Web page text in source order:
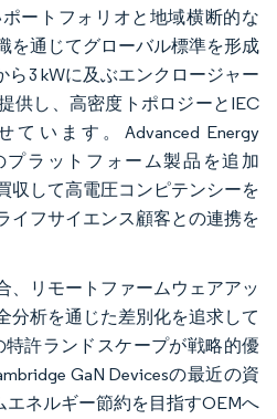
ポートフォリオと地域横断的な
を通じてグローバル標準を形成
ら3 kWに及ぶエンクロージャー
供し、高密度トポロジーとIEC
ています。Advanced Energy
プラットフォーム製品を追加
収して高電圧コンピテンシーを
イフサイエンス顧客との連携を
、リモートファームウェアアッ
分析を通じた差別化を追求して
特許ランドスケープが戦略的優
GaN Devicesの最近の資
エネルギー節約を目指すOEMへ